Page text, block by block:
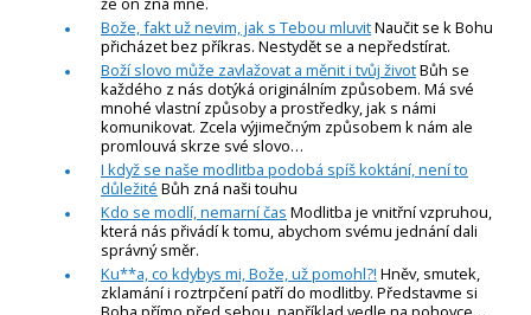
Bože, fakt už nevim, jak s Tebou mluvitNaučit se k Bohu
přicházet bez příkras. Nestydět se a nepředstírat.
Boží slovo může zavlažovat a měnit i tvůj životBůh se
každého z nás dotýká originálním způsobem. Má své
mnohé vlastní způsoby a prostředky, jak s námi
komunikovat. Zcela výjimečným způsobem k nám ale
promlouvá skrze své slovo…
I když se naše modlitba podobá spíš koktání, není to
důležité Bůh zná naši touhu
Kdo se modlí, nemarní čas Modlitba je vnitřní vzpruhou,
která nás přivádí k tomu, abychom svému jednání dali
správný směr.
Ku**a, co kdybys mi, Bože, už pomohl?! Hněv, smutek,
zklamání i roztrpčení patří do modlitby. Představme si